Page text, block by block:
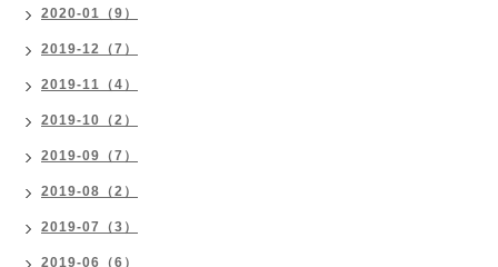
2020-01（9）
2019-12（7）
2019-11（4）
2019-10（2）
2019-09（7）
2019-08（2）
2019-07（3）
2019-06（6）